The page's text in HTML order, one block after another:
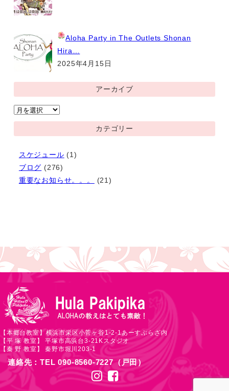
Aloha Party in The Outlets Shonan
Hira…
2025年4月15日
アーカイブ
ア
ー
カ
ブ
カテゴリー
スケジュール (1)
ブログ (276)
重要なお知らせ。。。
(21)
【本郷台教室】横浜市栄区小菅ヶ谷1-2-1あーすぷらざ内
【平 塚 教室】 平塚市高浜台3-21Kスタジオ
【秦 野 教室】 秦野市堀川203-1
連絡先：TEL 090-8560-7227（戸田）